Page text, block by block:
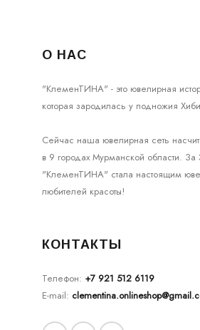
О НАС
"КлеменТИНА" - это ювелирная
которая зародилась у подножия
Сейчас наша ювелирная сеть
в 9 городах Мурманской области. За
"КлеменТИНА" стала настоящим
любителей красоты!
КОНТАКТЫ
Телефон: +7 921 512 6119
E-mail: